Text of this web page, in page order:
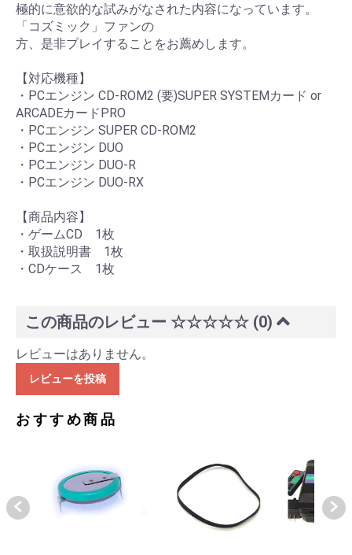
極的に意欲的な試みがなされた内容になっています。
「コズミック」ファンの
方、是非プレイすることをお薦めします。
【対応機種】
・PCエンジン CD-ROM2 (要)SUPER SYSTEMカード or
ARCADEカードPRO
・PCエンジン SUPER CD-ROM2
・PCエンジン DUO
・PCエンジン DUO-R
・PCエンジン DUO-RX
【商品内容】
・ゲームCD 1枚
・取扱説明書 1枚
・CDケース 1枚
この商品のレビュー ☆☆☆☆☆ (0)
レビューはありません。
レビューを投稿
おすすめ商品